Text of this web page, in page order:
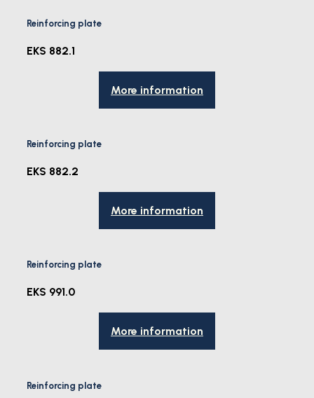
Reinforcing plate
EKS 882.1
More information
Reinforcing plate
EKS 882.2
More information
Reinforcing plate
EKS 991.0
More information
Reinforcing plate